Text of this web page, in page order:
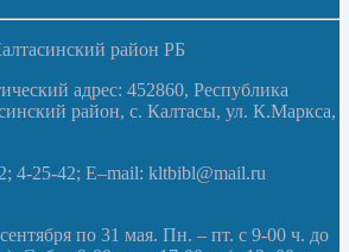
район РБ
адрес: 452860, Республика
район, с. Калтасы, ул. К.Маркса,
4-25-42; E–mail: kltbibl@mail.ru
по 31 мая. Пн. – пт. с 9-00 ч. до